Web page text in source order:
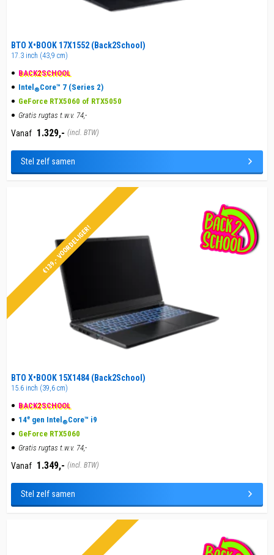
BTO X•BOOK 17X1552 (Back2School)
17.3 inch (43,9 cm)
BACK2SCHOOL
Intel®Core™ 7 (Series 2)
GeForce RTX5060 of RTX5050
Gratis rugtas t.w.v. 74,-
Vanaf 1.329,- (incl. BTW)
Stel zelf samen
€139,- VOORDELIGER!
BTO X•BOOK 15X1484 (Back2School)
15.6 inch (39,6 cm)
BACK2SCHOOL
14e gen Intel®Core™ i9
GeForce RTX5060
Gratis rugtas t.w.v. 74,-
Vanaf 1.349,- (incl. BTW)
Stel zelf samen